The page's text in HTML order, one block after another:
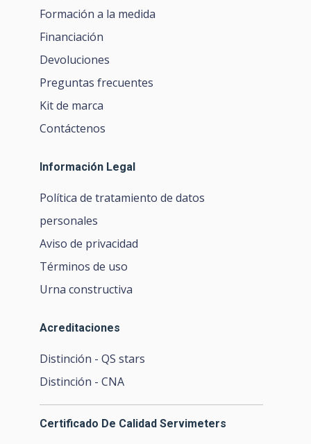
Formación a la medida
Financiación
Devoluciones
Preguntas frecuentes
Kit de marca
Contáctenos
Información Legal
Política de tratamiento de datos
personales
Aviso de privacidad
Términos de uso
Urna constructiva
Acreditaciones
Distinción - QS stars
Distinción - CNA
Certificado De Calidad Servimeters